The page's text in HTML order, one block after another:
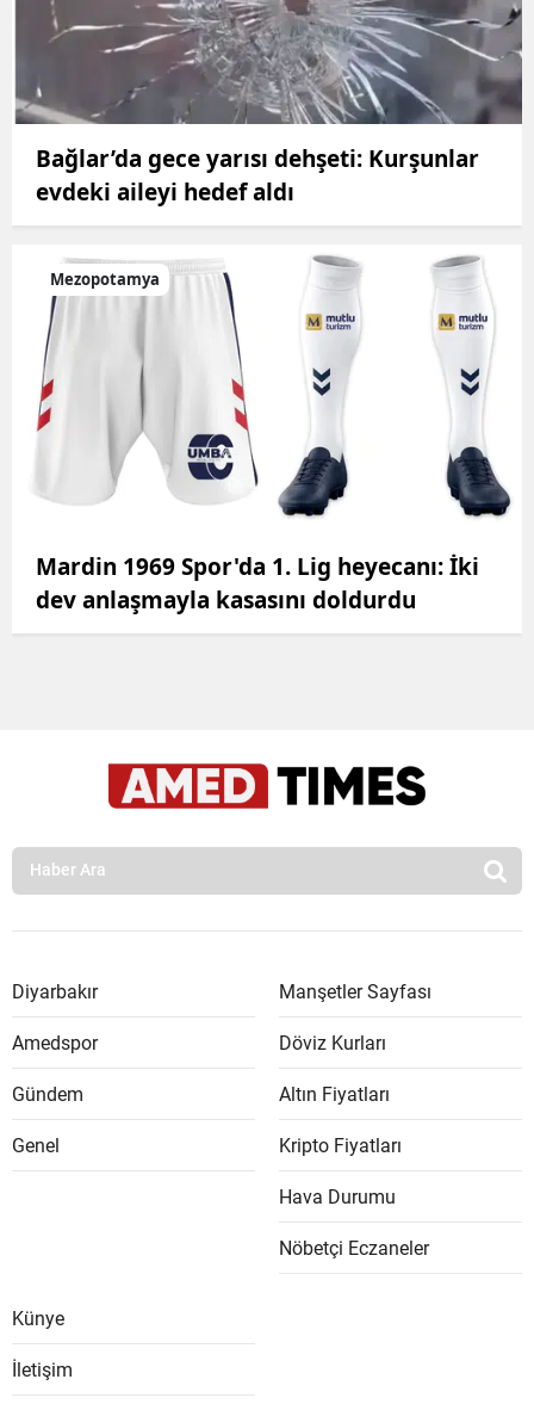
Bağlar’da gece yarısı dehşeti: Kurşunlar
evdeki aileyi hedef aldı
Mezopotamya
Mardin 1969 Spor'da 1. Lig heyecanı: İki
dev anlaşmayla kasasını doldurdu
Diyarbakır
Amedspor
Gündem
Genel
Manşetler Sayfası
Döviz Kurları
Altın Fiyatları
Kripto Fiyatları
Hava Durumu
Nöbetçi Eczaneler
Künye
İletişim